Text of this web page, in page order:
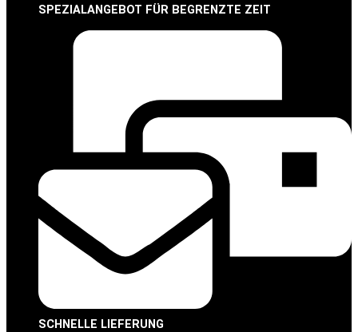
SPEZIALANGEBOT FÜR BEGRENZTE ZEIT
SCHNELLE LIEFERUNG